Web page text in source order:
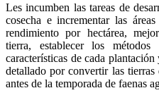
Les incumben las tareas de
cosecha e incrementar las
rendimiento por hectárea,
tierra, establecer los
características de cada
detallado por convertir las
antes de la temporada de faenas